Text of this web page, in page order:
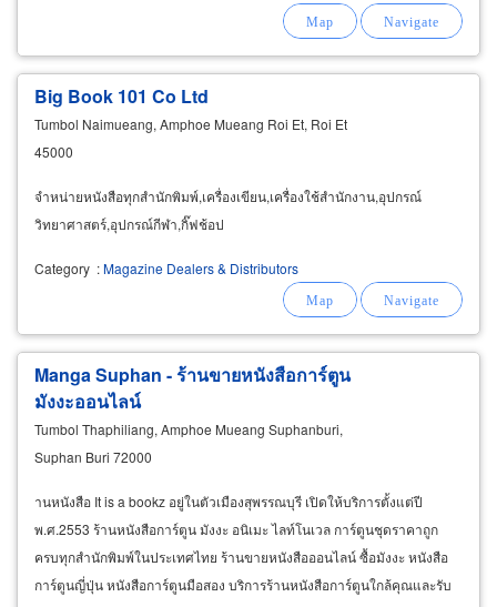
Big Book 101 Co Ltd
Tumbol Naimueang, Amphoe Mueang Roi Et, Roi Et
45000
จำหน่ายหนังสือทุกสำนักพิมพ์,เครื่องเขียน,เครื่องใช้สำนักงาน,อุปกรณ์
วิทยาศาสตร์,อุปกรณ์กีฬา,กิ๊ฟช้อป
Category :Magazine Dealers & Distributors
Manga Suphan - ร้านขายหนังสือการ์ตูน
มังงะออนไลน์
Tumbol Thaphiliang, Amphoe Mueang Suphanburi,
Suphan Buri 72000
านหนังสือ It is a bookz อยู่ในตัวเมืองสุพรรณบุรี เปิดให้บริการตั้งแต่ปี
พ.ศ.2553 ร้านหนังสือการ์ตูน มังงะ อนิเมะ ไลท์โนเวล การ์ตูนชุดราคาถูก
ครบทุกสำนักพิมพ์ในประเทศไทย ร้านขายหนังสือออนไลน์ ซื้อมังงะ หนังสือ
การ์ตูนญี่ปุ่น หนังสือการ์ตูนมือสอง บริการร้านหนังสือการ์ตูนใกล้คุณและรับ